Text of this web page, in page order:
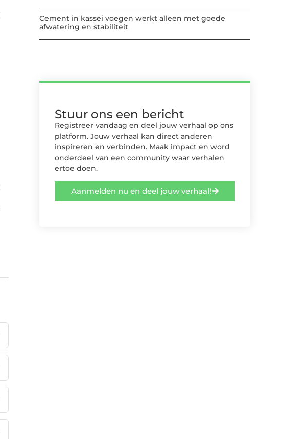
Cement in kassei voegen werkt alleen met goede
afwatering en stabiliteit
Stuur ons een bericht
Registreer vandaag en deel jouw verhaal op ons
platform. Jouw verhaal kan direct anderen
inspireren en verbinden. Maak impact en word
onderdeel van een community waar verhalen
ertoe doen.
Aanmelden nu en deel jouw verhaal!